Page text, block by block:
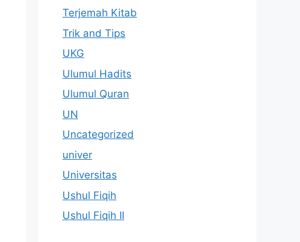
Terjemah Kitab
Trik and Tips
UKG
Ulumul Hadits
Ulumul Quran
UN
Uncategorized
univer
Universitas
Ushul Fiqih
Ushul Fiqih II